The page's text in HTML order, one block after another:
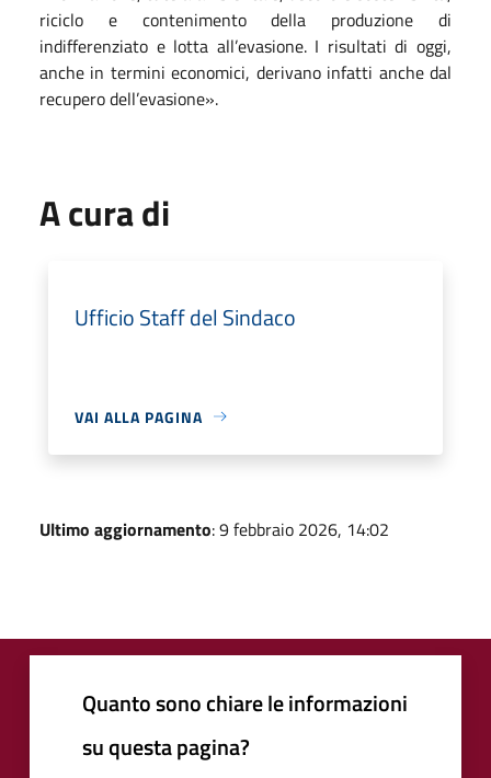
riciclo e contenimento della produzione di
indifferenziato e lotta all’evasione. I risultati di oggi,
anche in termini economici, derivano infatti anche dal
recupero dell’evasione».
A cura di
Ufficio Staff del Sindaco
VAI ALLA PAGINA
Ultimo aggiornamento: 9 febbraio 2026, 14:02
Quanto sono chiare le informazioni
su questa pagina?